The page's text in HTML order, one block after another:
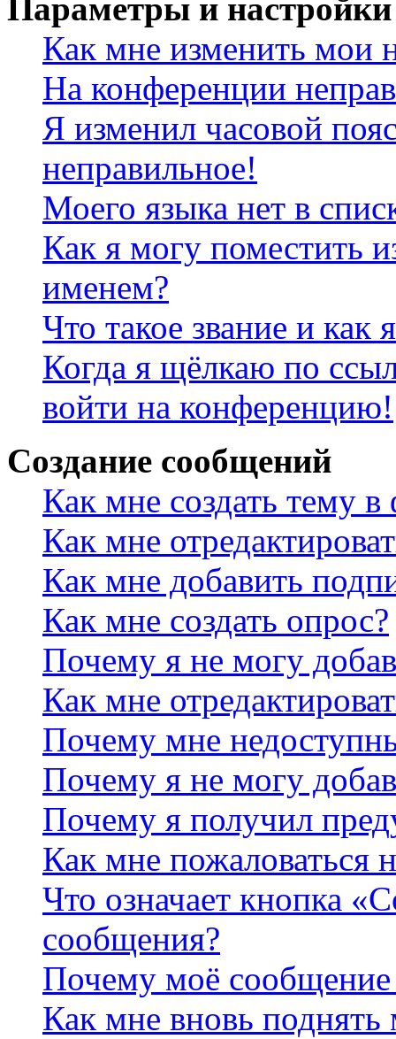
Параметры и настройки
Как мне изменить мои
На конференции
Я изменил часовой
неправильное!
Моего языка нет в
Как я могу поместить
именем?
Что такое звание и как
Когда я щёлкаю по
войти на конференцию!
Создание сообщений
Как мне создать тему
Как мне
Как мне добавить
Как мне создать опрос?
Почему я не могу
Как мне
Почему мне
Почему я не могу
Почему я получил
Как мне пожаловаться
Что означает кнопка
сообщения?
Почему моё сообщение
Как мне вновь